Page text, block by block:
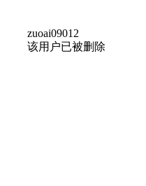
zuoai09012
该用户已被删除